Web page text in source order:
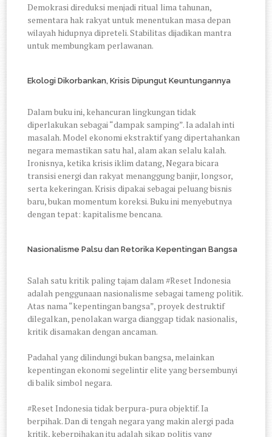
Demokrasi direduksi menjadi ritual lima tahunan,
sementara hak rakyat untuk menentukan masa depan
wilayah hidupnya dipreteli. Stabilitas dijadikan mantra
untuk membungkam perlawanan.
Ekologi Dikorbankan, Krisis Dipungut Keuntungannya
Dalam buku ini, kehancuran lingkungan tidak
diperlakukan sebagai “dampak samping”. Ia adalah inti
masalah. Model ekonomi ekstraktif yang dipertahankan
negara memastikan satu hal, alam akan selalu kalah.
Ironisnya, ketika krisis iklim datang, Negara bicara
transisi energi dan rakyat menanggung banjir, longsor,
serta kekeringan. Krisis dipakai sebagai peluang bisnis
baru, bukan momentum koreksi. Buku ini menyebutnya
dengan tepat: kapitalisme bencana.
Nasionalisme Palsu dan Retorika Kepentingan Bangsa
Salah satu kritik paling tajam dalam #Reset Indonesia
adalah penggunaan nasionalisme sebagai tameng politik.
Atas nama “kepentingan bangsa”, proyek destruktif
dilegalkan, penolakan warga dianggap tidak nasionalis,
kritik disamakan dengan ancaman.
Padahal yang dilindungi bukan bangsa, melainkan
kepentingan ekonomi segelintir elite yang bersembunyi
di balik simbol negara.
#Reset Indonesia tidak berpura-pura objektif. Ia
berpihak. Dan di tengah negara yang makin alergi pada
kritik, keberpihakan itu adalah sikap politis yang